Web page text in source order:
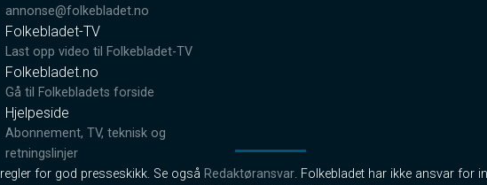
annonse@folkebladet.no
Folkebladet-TV
Last opp video til Folkebladet-TV
Folkebladet.no
Gå til Folkebladets forside
Hjelpeside
Abonnement, TV, teknisk og
retningslinjer
regler for god presseskikk. Se også Redaktøransvar. Folkebladet har ikke ansvar for